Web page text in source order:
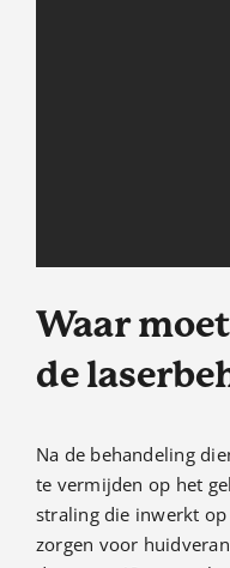
Waar
de
Na de behandeling
te vermijden op het
straling die inwerkt
zorgen voor